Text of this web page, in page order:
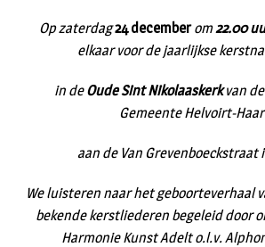
Op zaterdag24 decemberom22.00
elkaar voor de jaarlijkse
in deOude Sint Nikolaaskerkvan
Gemeente Helvoirt-
aan de Van Grevenboeckstraat
We luisteren naar het geboorteverhaal
bekende kerstliederen begeleid door
Harmonie Kunst Adelt o.l.v.